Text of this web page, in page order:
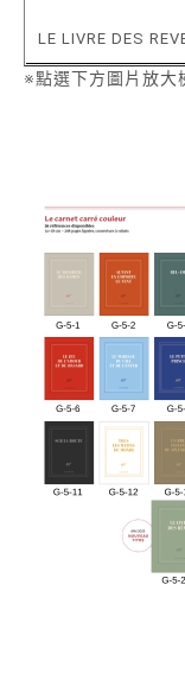
LE LIVRE DES
※點選下方圖片放大